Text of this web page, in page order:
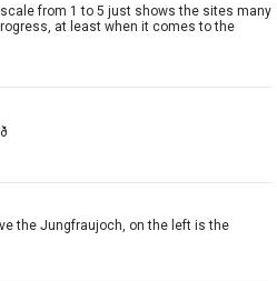
from 1 to 5 just shows the sites many
at least when it comes to the
the Jungfraujoch, on the left is the